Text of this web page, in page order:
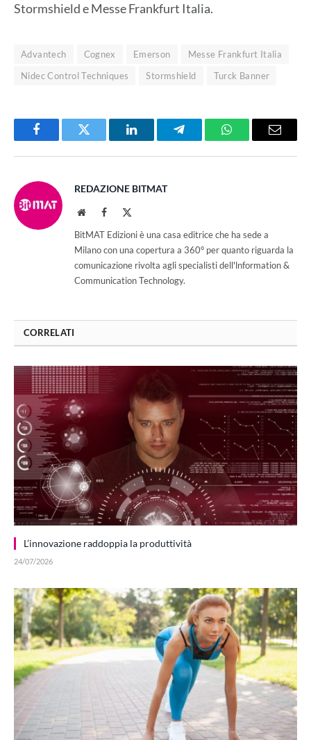
Stormshield e Messe Frankfurt Italia.
Advantech Cognex Emerson
Messe Frankfurt Italia
Nidec Control Techniques
Stormshield Turck Banner
FacebookTwitter LinkedInTelegramWhatsAppEmail
REDAZIONE BITMAT
WebsiteFacebook
BitMAT Edizioni è una casa editrice che ha sede a
Milano con una copertura a 360° per quanto riguarda la
comunicazione rivolta agli specialisti dell'lnformation &
Communication Technology.
CORRELATI
L’innovazione raddoppia la produttività
24/07/2026